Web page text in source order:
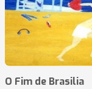
O Fim de Brasilia